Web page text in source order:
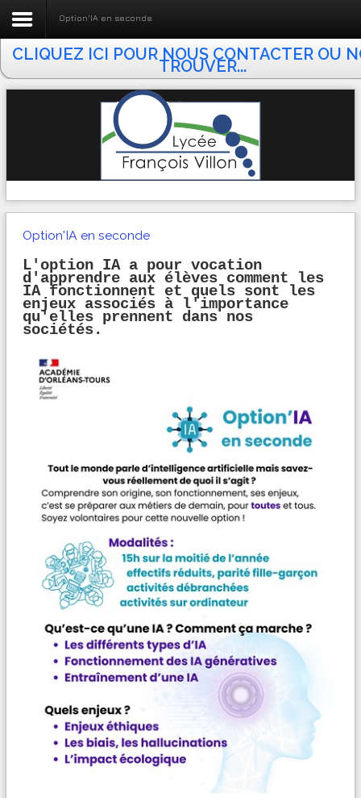
Accueil Lycée F. VILLON
Actualités
Vie pédagogique
Vie associative
E.N.T.
Option'IA en seconde
Envoyer
CLIQUEZ ICI POUR NOUS CONTACTER OU
TROUVER...
Option'IA en seconde
L'option IA a pour vocation
d'apprendre aux élèves comment les
IA fonctionnent et quels sont les
enjeux associés à l'importance
qu'elles prennent dans nos
sociétés.